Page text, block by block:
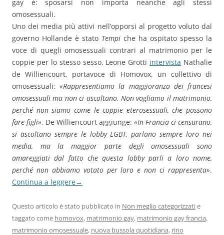
gay è: sposarsi non importa neanche agli stessi
omosessuali.
Uno dei media più attivi nell’opporsi al progetto voluto dal
governo Hollande è stato Tempi che ha ospitato spesso la
voce di quegli omosessuali contrari al matrimonio per le
coppie per lo stesso sesso. Leone Grotti intervista Nathalie
de Williencourt, portavoce di Homovox, un collettivo di
omosessuali:«Rappresentiamo la maggioranza dei francesi
omosessuali ma non ci ascoltano. Non vogliamo il matrimonio,
perché non siamo come le coppie eterosessuali, che possono
fare figli». De Williencourt aggiunge: «In Francia ci censurano,
si ascoltano sempre le lobby LGBT, parlano sempre loro nei
media, ma la maggior parte degli omosessuali sono
amareggiati dal fatto che questa lobby parli a loro nome,
perché non abbiamo votato per loro e non ci rappresenta».
Continua a leggere→
Questo articolo è stato pubblicato in Non meglio categorizzatie
taggato come homovox, matrimonio gay, matrimonio gay francia,
matrimonio omosessuale, nuova bussola quotidiana, rino